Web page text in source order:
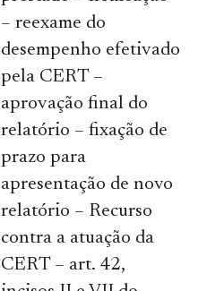
– reexame do
desempenho efetivado
pela CERT –
aprovação final do
relatório – fixação de
prazo para
apresentação de novo
relatório – Recurso
contra a atuação da
CERT – art. 42,